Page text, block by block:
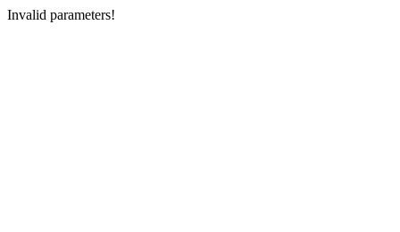
Invalid parameters!